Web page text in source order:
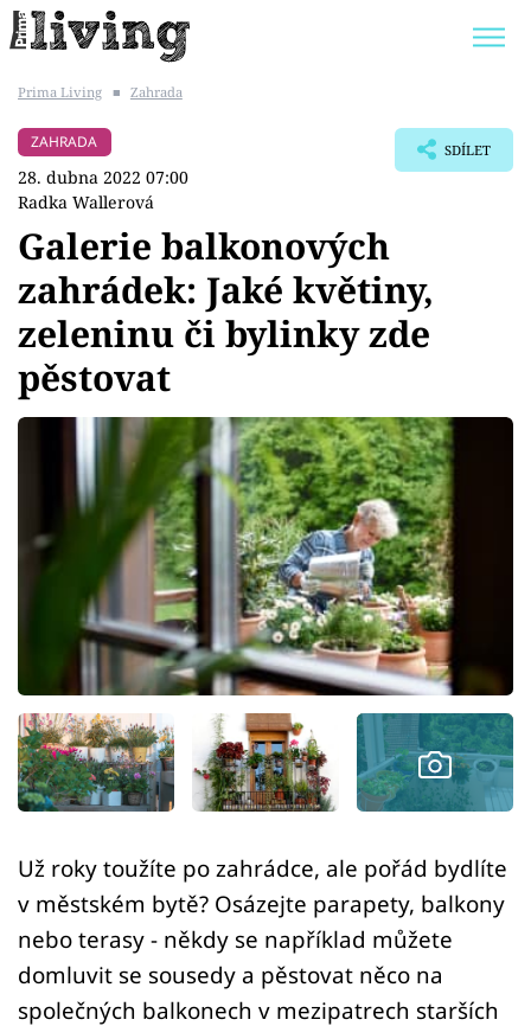
BYDLENÍ SLAVNÝCH
Témata
Bydlení
Zahrada
Design
Sledujte prima+
Přihlášení
Sledujte nás
Prima Living ■ Zahrada
ZAHRADA
28. dubna 2022 07:00
Radka Wallerová
SDÍLET
Galerie balkonových
zahrádek: Jaké květiny,
zeleninu či bylinky zde
pěstovat
Už roky toužíte po zahrádce, ale pořád bydlíte
v městském bytě? Osázejte parapety, balkony
nebo terasy - někdy se například můžete
domluvit se sousedy a pěstovat něco na
společných balkonech v mezipatrech starších